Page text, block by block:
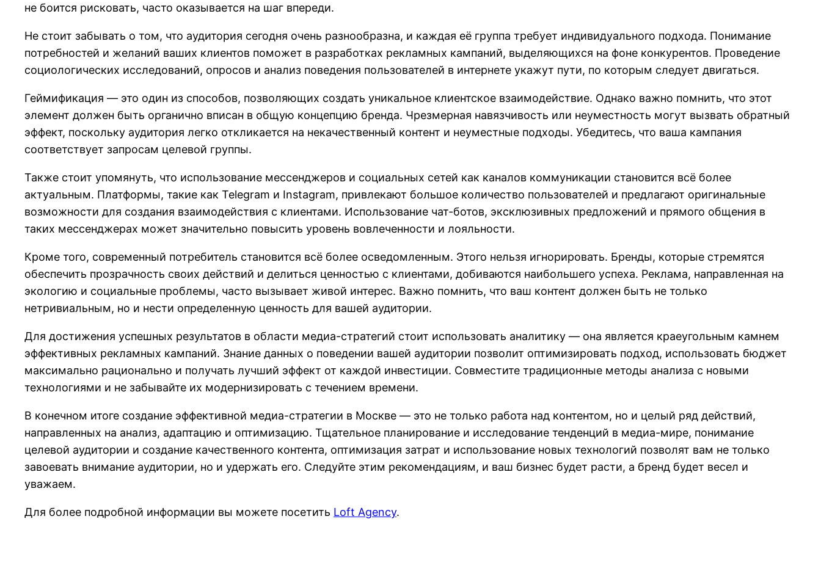
не боится рисковать, часто оказывается на шаг впереди.
Не стоит забывать о том, что аудитория сегодня очень разнообразна, и каждая её группа требует индивидуального подхода. Понимание
потребностей и желаний ваших клиентов поможет в разработках рекламных кампаний, выделяющихся на фоне конкурентов. Проведение
социологических исследований, опросов и анализ поведения пользователей в интернете укажут пути, по которым следует двигаться.
Геймификация — это один из способов, позволяющих создать уникальное клиентское взаимодействие. Однако важно помнить, что этот
элемент должен быть органично вписан в общую концепцию бренда. Чрезмерная навязчивость или неуместность могут вызвать обратный
эффект, поскольку аудитория легко откликается на некачественный контент и неуместные подходы. Убедитесь, что ваша кампания
соответствует запросам целевой группы.
Также стоит упомянуть, что использование мессенджеров и социальных сетей как каналов коммуникации становится всё более
актуальным. Платформы, такие как Telegram и Instagram, привлекают большое количество пользователей и предлагают оригинальные
возможности для создания взаимодействия с клиентами. Использование чат-ботов, эксклюзивных предложений и прямого общения в
таких мессенджерах может значительно повысить уровень вовлеченности и лояльности.
Кроме того, современный потребитель становится всё более осведомленным. Этого нельзя игнорировать. Бренды, которые стремятся
обеспечить прозрачность своих действий и делиться ценностью с клиентами, добиваются наибольшего успеха. Реклама, направленная на
экологию и социальные проблемы, часто вызывает живой интерес. Важно помнить, что ваш контент должен быть не только
нетривиальным, но и нести определенную ценность для вашей аудитории.
Для достижения успешных результатов в области медиа-стратегий стоит использовать аналитику — она является краеугольным камнем
эффективных рекламных кампаний. Знание данных о поведении вашей аудитории позволит оптимизировать подход, использовать бюджет
максимально рационально и получать лучший эффект от каждой инвестиции. Совместите традиционные методы анализа с новыми
технологиями и не забывайте их модернизировать с течением времени.
В конечном итоге создание эффективной медиа-стратегии в Москве — это не только работа над контентом, но и целый ряд действий,
направленных на анализ, адаптацию и оптимизацию. Тщательное планирование и исследование тенденций в медиа-мире, понимание
целевой аудитории и создание качественного контента, оптимизация затрат и использование новых технологий позволят вам не только
завоевать внимание аудитории, но и удержать его. Следуйте этим рекомендациям, и ваш бизнес будет расти, а бренд будет весел и
уважаем.
Для более подробной информации вы можете посетить Loft Agency.